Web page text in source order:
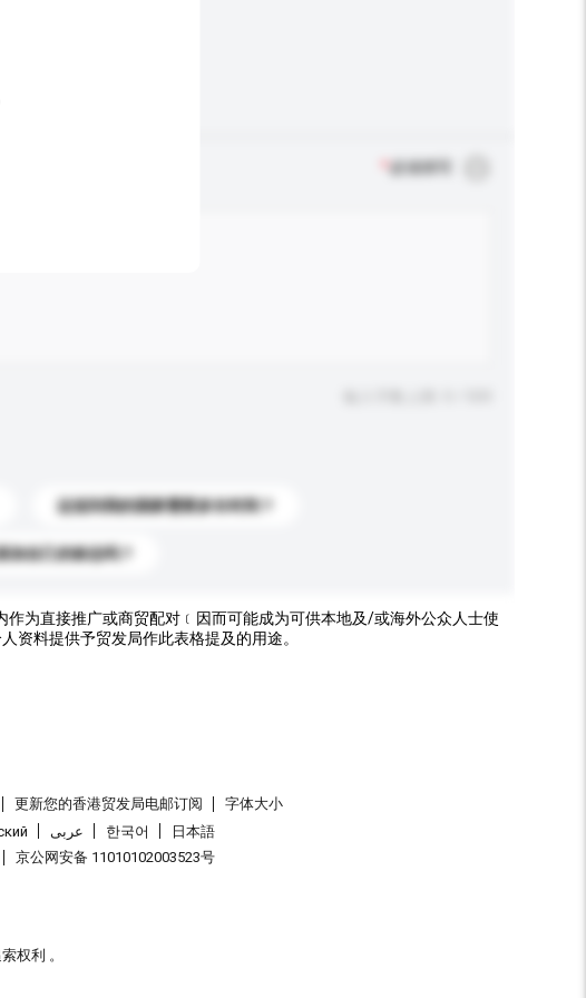
必须填写
运送到我的国家需要多长时间？
加自己的标志吗？
为直接推广或商贸配对﹝因而可能成为可供本地及/或海外公众人士使
资料提供予贸发局作此表格提及的用途。
更新您的香港贸发局电邮订阅
字体大小
عربى 한국어
日本語
京公网安备 11010102003523号
权利 。